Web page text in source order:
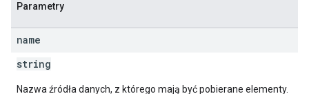
Parametry
name
string
Nazwa źródła danych, z którego mają być pobierane elementy.